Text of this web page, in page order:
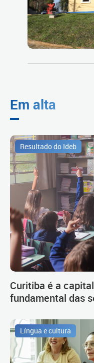
Em alta
Resultado do Ideb
Curitiba é a
fundamental das
Língua e cultura